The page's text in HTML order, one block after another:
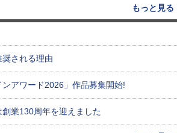
もっと見る
される理由
ンアワード2026」作品募集開始!
業130周年を迎えました